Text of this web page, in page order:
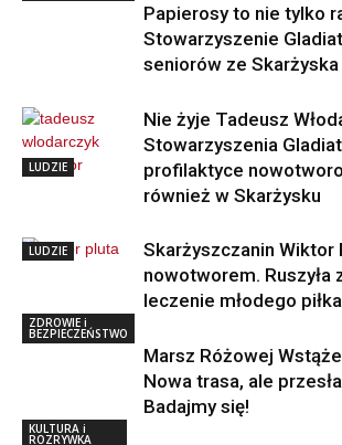
Papierosy to nie tylko
Stowarzyszenie
seniorów ze Skarżyska
LUDZIE
Nie żyje Tadeusz
Stowarzyszenia
profilaktyce
również w Skarżysku
LUDZIE
Skarżyszczanin Wiktor
nowotworem. Ruszyła
leczenie młodego
ZDROWIE i
BEZPIECZEŃSTWO
Marsz Różowej
Nowa trasa, ale
Badajmy się!
KULTURA i
ROZRYWKA